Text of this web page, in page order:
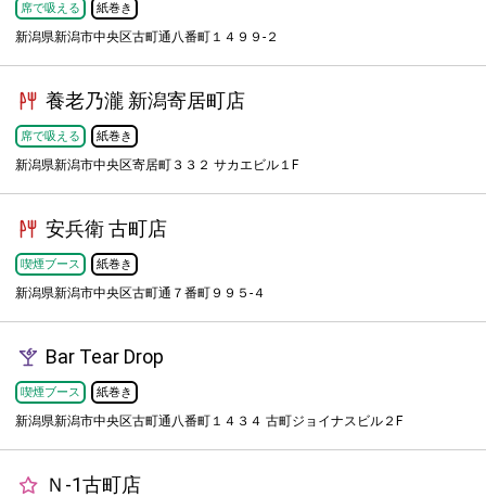
席で吸える 紙巻き
新潟県新潟市中央区古町通八番町１４９９-２
養老乃瀧 新潟寄居町店
席で吸える 紙巻き
新潟県新潟市中央区寄居町３３２ サカエビル１F
安兵衛 古町店
喫煙ブース 紙巻き
新潟県新潟市中央区古町通７番町９９５-４
Bar Tear Drop
喫煙ブース 紙巻き
新潟県新潟市中央区古町通八番町１４３４ 古町ジョイナスビル２F
Ｎ-1古町店